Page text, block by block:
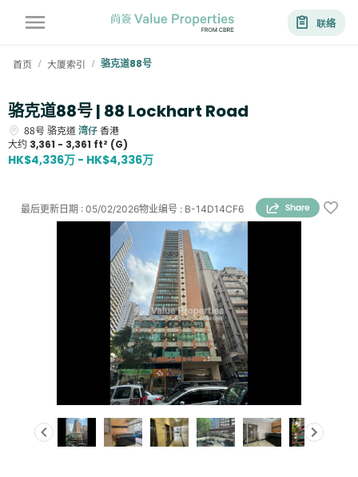
联络
首页 / 大厦索引 / 骆克道88号
骆克道88号 | 88 Lockhart Road
88号 骆克道湾仔香港
大约 3,361 - 3,361 ft² (G)
HK$4,336万 - HK$4,336万
物业编号 : B-14D14CF6
最后更新日期 : 05/02/2026